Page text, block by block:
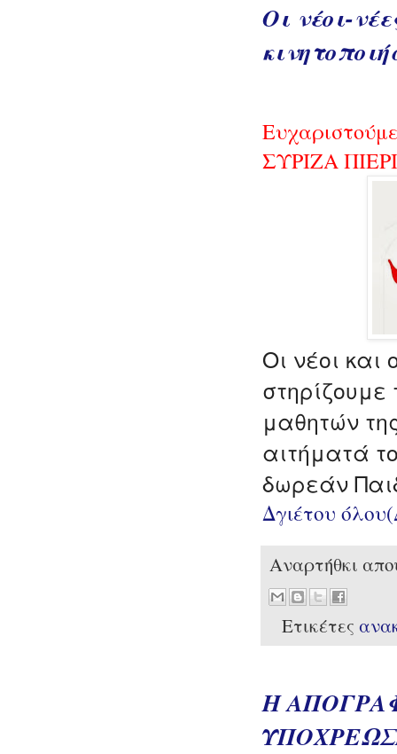
Οι νέοι-
ΣΥΡΙΖΑ
Οι νέοι και
στηρίζουμε
μαθητών
αιτήματά
δωρεάν
Δγιέτου
Αναρτήθκι
Ετικέτες
Η